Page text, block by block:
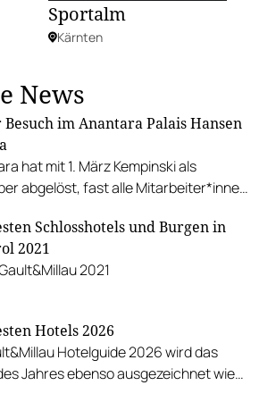
Sportalm
Kärnten
News
im Anantara Palais Hansen
hat mit 1. März Kempinski als
abgelöst, fast alle Mitarbeiter*innen
des Restaurants.
Schlosshotels und Burgen in
2021
2021
Hotels 2026
Hotelguide 2026 wird das
Jahres ebenso ausgezeichnet wie